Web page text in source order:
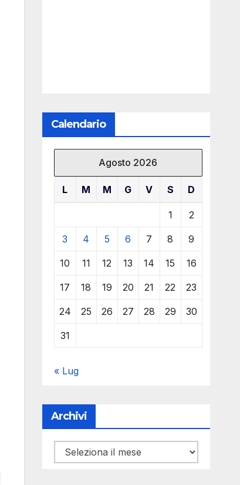
Calendario
Agosto 2026
L M M G V S D
1 2
3 4 5 6 7 8 9
10 11 12 13 14 15 16
17 18 19 20 21 22 23
24 25 26 27 28 29 30
31
« Lug
Archivi
Archivi